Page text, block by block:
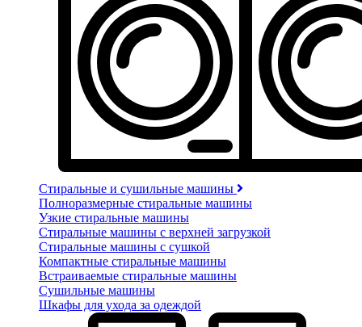
Стиральные и сушильные машины
Полноразмерные стиральные машины
Узкие стиральные машины
Стиральные машины с верхней загрузкой
Стиральные машины с сушкой
Компактные стиральные машины
Встраиваемые стиральные машины
Сушильные машины
Шкафы для ухода за одеждой